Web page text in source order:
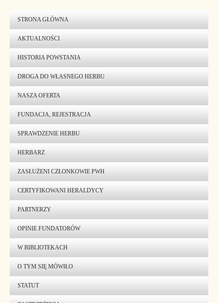
STRONA GŁÓWNA
AKTUALNOŚCI
HISTORIA POWSTANIA
DROGA DO WŁASNEGO HERBU
NASZA OFERTA
FUNDACJA, REJESTRACJA
SPRAWDZENIE HERBU
HERBARZ
ZASŁUŻENI CZŁONKOWIE PWH
CERTYFIKOWANI HERALDYCY
PARTNERZY
OPINIE FUNDATORÓW
W BIBLIOTEKACH
O TYM SIĘ MÓWIŁO
STATUT